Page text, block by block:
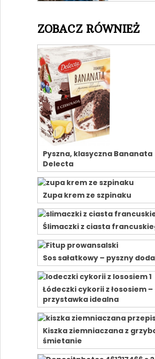
ZOBACZ RÓWNIEŻ
Pyszna, klasyczna Bananata
Delecta
Zupa krem ze szpinaku
Ślimaczki z ciasta
Sos sałatkowy – pyszny
Łódeczki cykorii z łososiem –
przystawka idealna
Kiszka ziemniaczana z
śmietanie